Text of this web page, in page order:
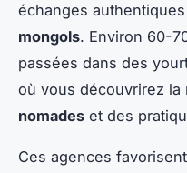
échanges
mongols. Environ 60-
passées dans des
où vous découvrirez la
nomades et des
Ces agences